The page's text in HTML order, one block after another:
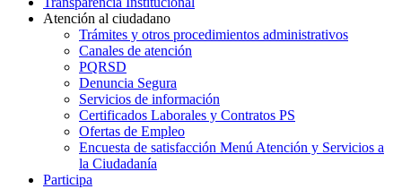
Atención al ciudadano
Trámites y otros procedimientos administrativos
Canales de atención
PQRSD
Denuncia Segura
Servicios de información
Certificados Laborales y Contratos PS
Ofertas de Empleo
Encuesta de satisfacción Menú Atención y Servicios a
la Ciudadanía
Participa